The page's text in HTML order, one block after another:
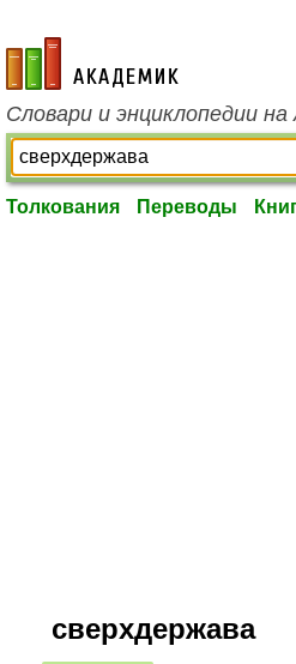
academic.ru
Словари и энциклопедии
Толкования Переводы
сверхдержава